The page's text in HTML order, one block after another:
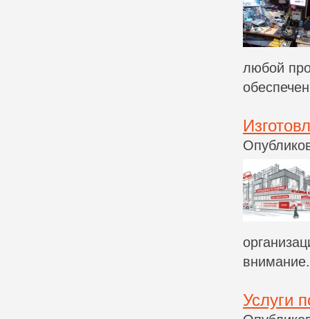
любой
Услуги